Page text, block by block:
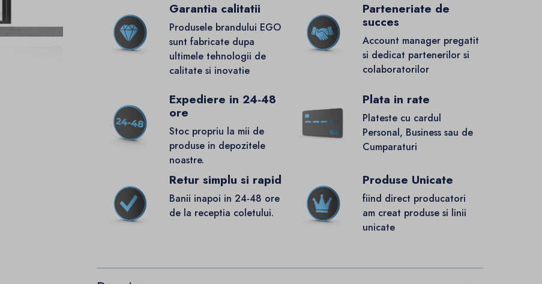
Garantia calitatii
Produsele brandului EGO
sunt fabricate dupa
ultimele tehnologii de
calitate si inovatie
Parteneriate de
succes
Account manager pregatit
si dedicat partenerilor si
colaboratorilor
Expediere in 24-48
ore
Stoc propriu la mii de
produse in depozitele
noastre.
Plata in rate
Plateste cu cardul
Personal, Business sau de
Cumparaturi
Retur simplu si rapid
Banii inapoi in 24-48 ore
de la receptia coletului.
Produse Unicate
fiind direct producatori
am creat produse si linii
unicate